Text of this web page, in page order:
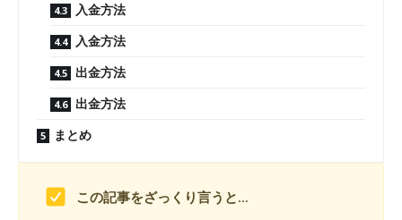
入金方法
入金方法
出金方法
出金方法
まとめ
この記事をざっくり言うと…